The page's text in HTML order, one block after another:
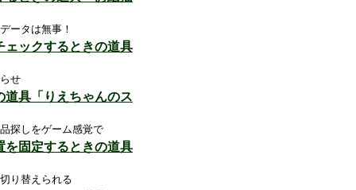
ータは無事！
ェックするときの道具
せ
道具「りえちゃんのス
探しをゲーム感覚で
を固定するときの道具
り替えられる